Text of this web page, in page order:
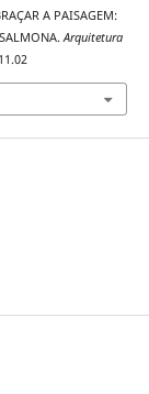
A PAISAGEM:
SALMONA.Arquitetura